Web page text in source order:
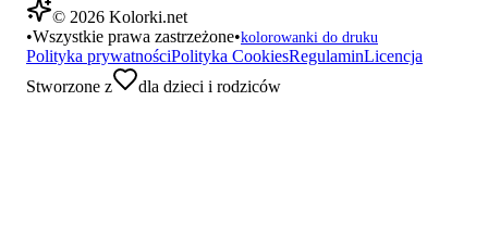
© 2026 Kolorki.net
•Wszystkie prawa zastrzeżone•kolorowanki do druku
Polityka prywatnościPolityka CookiesRegulaminLicencja
Stworzone z
dla dzieci i rodziców